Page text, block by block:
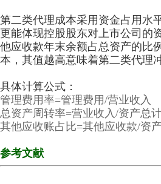
第二类代理成本采用资金占用水
更能体现控股股东对上市公司的
他应收款年末余额占总资产的比
本，其值越高意味着第二类代理
具体计算公式：
管理费用率=管理费用/营业收入
总资产周转率=营业收入/资产总
其他应收账占比=其他应收款/资
参考文献